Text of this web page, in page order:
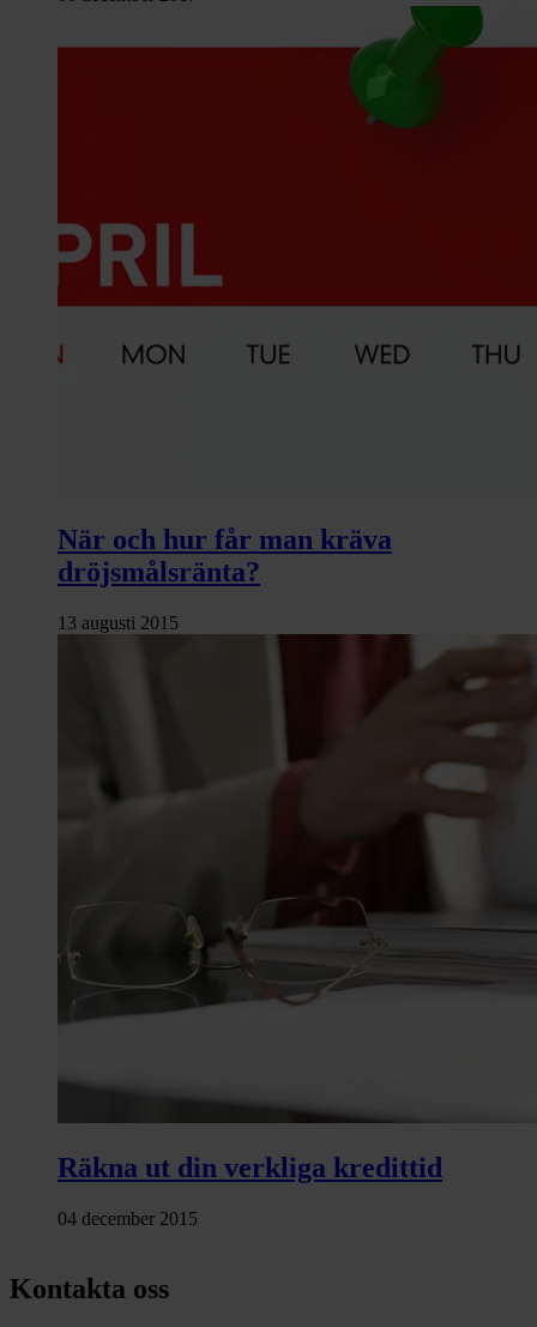
När och hur får man kräva
dröjsmålsränta?
13 augusti 2015
Räkna ut din verkliga kredittid
04 december 2015
Kontakta oss